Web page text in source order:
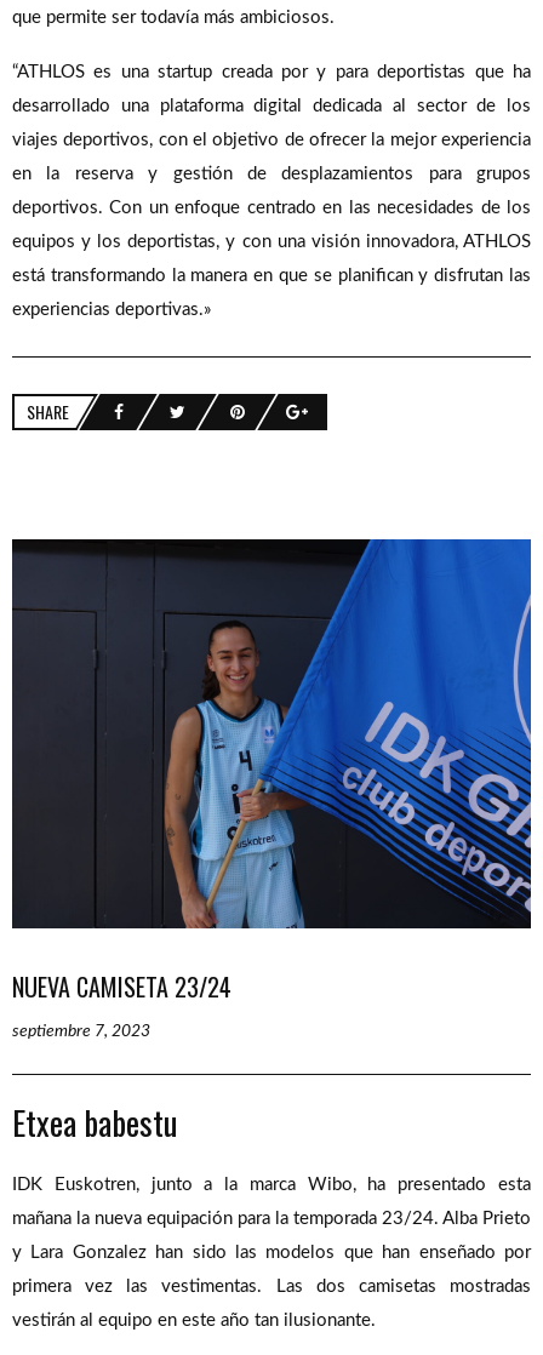
que permite ser todavía más ambiciosos.
“ATHLOS es una startup creada por y para deportistas que ha
desarrollado una plataforma digital dedicada al sector de los
viajes deportivos, con el objetivo de ofrecer la mejor experiencia
en la reserva y gestión de desplazamientos para grupos
deportivos. Con un enfoque centrado en las necesidades de los
equipos y los deportistas, y con una visión innovadora, ATHLOS
está transformando la manera en que se planifican y disfrutan las
experiencias deportivas.»
SHARE
NUEVA CAMISETA 23/24
septiembre 7, 2023
Etxea babestu
IDK Euskotren, junto a la marca Wibo, ha presentado esta
mañana la nueva equipación para la temporada 23/24. Alba Prieto
y Lara Gonzalez han sido las modelos que han enseñado por
primera vez las vestimentas. Las dos camisetas mostradas
vestirán al equipo en este año tan ilusionante.